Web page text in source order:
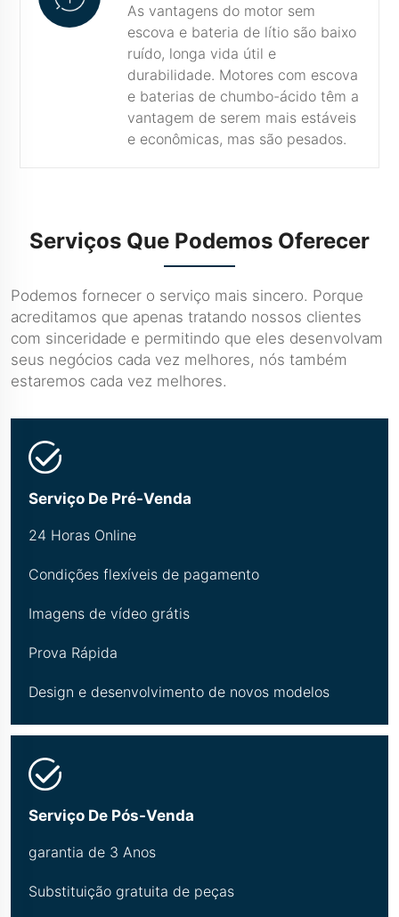
As vantagens do motor sem
escova e bateria de lítio são baixo
ruído, longa vida útil e
durabilidade. Motores com escova
e baterias de chumbo-ácido têm a
vantagem de serem mais estáveis
e econômicas, mas são pesados.
Serviços Que Podemos Oferecer
Podemos fornecer o serviço mais sincero. Porque
acreditamos que apenas tratando nossos clientes
com sinceridade e permitindo que eles desenvolvam
seus negócios cada vez melhores, nós também
estaremos cada vez melhores.
Serviço De Pré-Venda
24 Horas Online
Condições flexíveis de pagamento
Imagens de vídeo grátis
Prova Rápida
Design e desenvolvimento de novos modelos
Serviço De Pós-Venda
garantia de 3 Anos
Substituição gratuita de peças